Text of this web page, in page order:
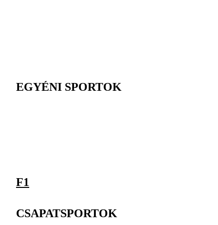
EGYÉNI SPORTOK
F1
CSAPATSPORTOK